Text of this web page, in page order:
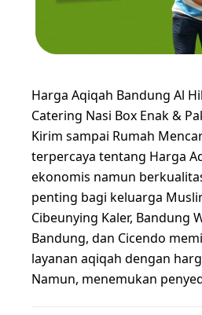
Harga Aqiqah Bandung Al
Catering Nasi Box Enak &
Kirim sampai Rumah
terpercaya tentang Harga
ekonomis namun
penting bagi keluarga
Cibeunying Kaler, Bandung
Bandung, dan Cicendo
layanan aqiqah dengan
Namun, menemukan